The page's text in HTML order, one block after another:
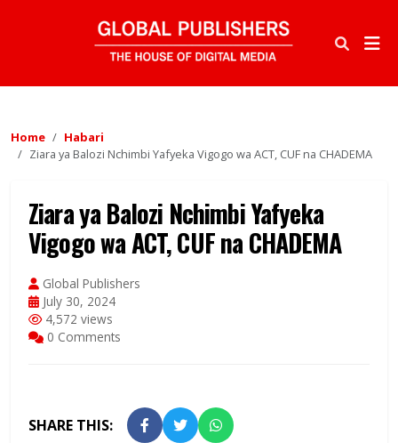
Home
Habari
Ziara ya Balozi Nchimbi Yafyeka Vigogo wa ACT, CUF na CHADEMA
Ziara ya Balozi Nchimbi Yafyeka
Vigogo wa ACT, CUF na CHADEMA
Global Publishers
July 30, 2024
4,572 views
0 Comments
SHARE THIS: